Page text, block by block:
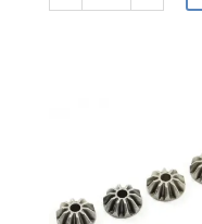
CARNAGE